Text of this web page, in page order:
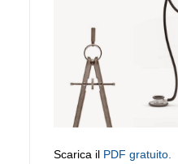
Scarica il PDF gratuito.